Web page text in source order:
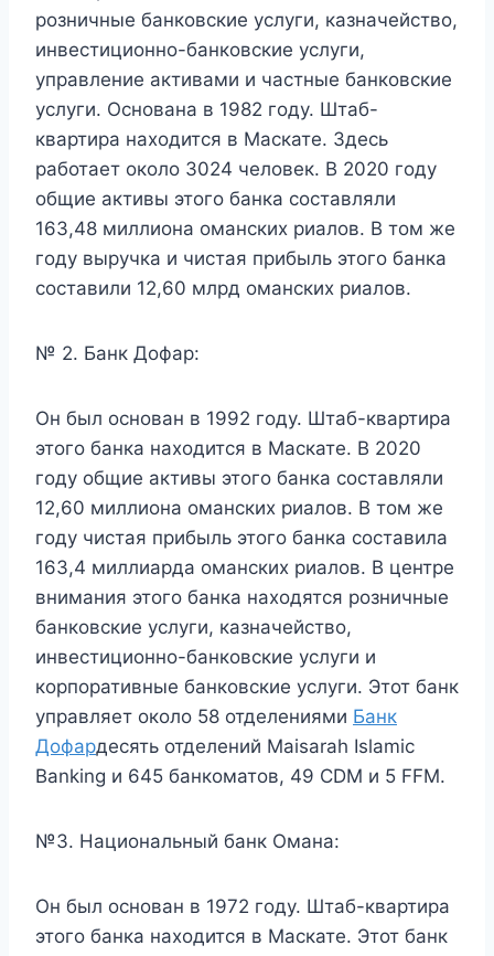
розничные банковские услуги, казначейство,
инвестиционно-банковские услуги,
управление активами и частные банковские
услуги. Основана в 1982 году. Штаб-
квартира находится в Маскате. Здесь
работает около 3024 человек. В 2020 году
общие активы этого банка составляли
163,48 миллиона оманских риалов. В том же
году выручка и чистая прибыль этого банка
составили 12,60 млрд оманских риалов.
№ 2. Банк Дофар:
Он был основан в 1992 году. Штаб-квартира
этого банка находится в Маскате. В 2020
году общие активы этого банка составляли
12,60 миллиона оманских риалов. В том же
году чистая прибыль этого банка составила
163,4 миллиарда оманских риалов. В центре
внимания этого банка находятся розничные
банковские услуги, казначейство,
инвестиционно-банковские услуги и
корпоративные банковские услуги. Этот банк
управляет около 58 отделениями Банк
Дофардесять отделений Maisarah Islamic
Banking и 645 банкоматов, 49 CDM и 5 FFM.
№3. Национальный банк Омана:
Он был основан в 1972 году. Штаб-квартира
этого банка находится в Маскате. Этот банк